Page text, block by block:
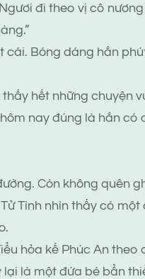
đi theo vị cô
cái. Bóng dáng hắn
hết những chuyện
nay đúng là hắn có
Còn không quên
Tình nhìn thấy có
hỏa kế Phúc An theo
là một đứa bé bẩn